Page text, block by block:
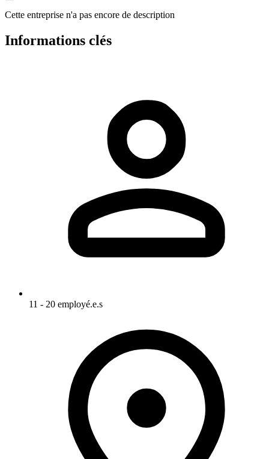
Cette entreprise n'a pas encore de description
Informations clés
11 - 20 employé.e.s